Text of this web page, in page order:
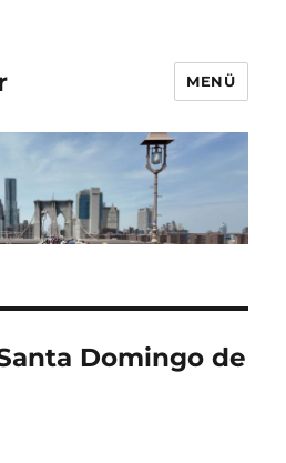
MENÜ
Domingo de